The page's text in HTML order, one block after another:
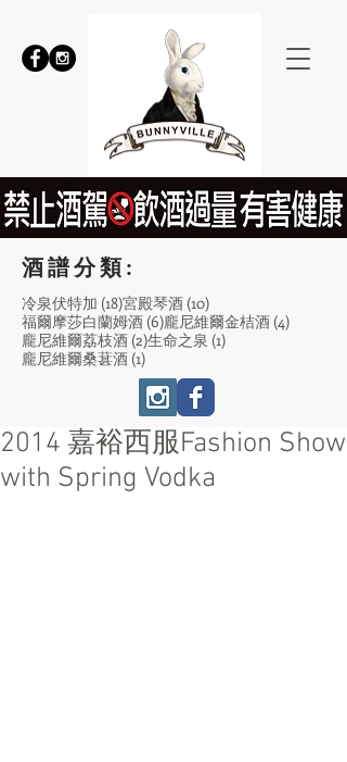
酒譜分類:
冷泉伏特加 (18)18 篇文章
宮殿琴酒 (10)10 篇文章
福爾摩莎白蘭姆酒 (6)6 篇文章
龐尼維爾金桔酒 (4)4 篇文章
龐尼維爾荔枝酒 (2)2 篇文章
生命之泉 (1)1 篇文章
龐尼維爾桑葚酒 (1)1 篇文章
2014 嘉裕西服Fashion Show
with Spring Vodka